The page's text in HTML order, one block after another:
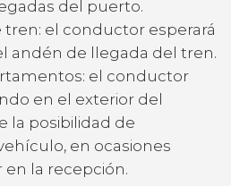
del puerto.
tren: el conductor esperará
andén de llegada del tren.
el conductor
en el exterior del
la posibilidad de
en ocasiones
en la recepción.